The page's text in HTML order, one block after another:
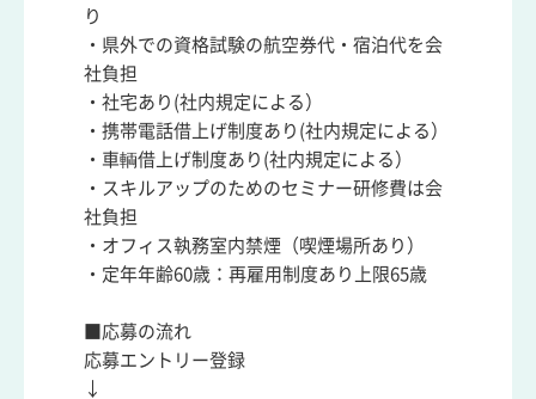
り
・県外での資格試験の航空券代・宿泊代を会
社負担
・社宅あり(社内規定による）
・携帯電話借上げ制度あり(社内規定による）
・車輌借上げ制度あり(社内規定による）
・スキルアップのためのセミナー研修費は会
社負担
・オフィス執務室内禁煙（喫煙場所あり）
・定年年齢60歳：再雇用制度あり上限65歳
■応募の流れ
応募エントリー登録
↓